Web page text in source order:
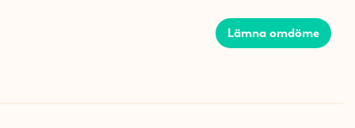
kan också kombineras med andra delar i
ut din smyckesförvaring efter behov.Lämna omdöme